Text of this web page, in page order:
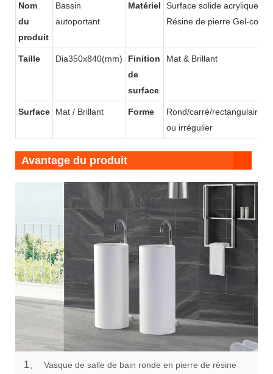
Nom
du
produit
Bassin
autoportant
Matériel
Surface solide acrylique /
Résine de pierre Gel-coat
Taille Dia350x840(mm)
Finition
de
surface
Mat & Brillant
Surface Mat / Brillant Forme
Rond/carré/rectangulaire/
ou irrégulier
Avantage du produit
1、
Vasque de salle de bain ronde en pierre de résine